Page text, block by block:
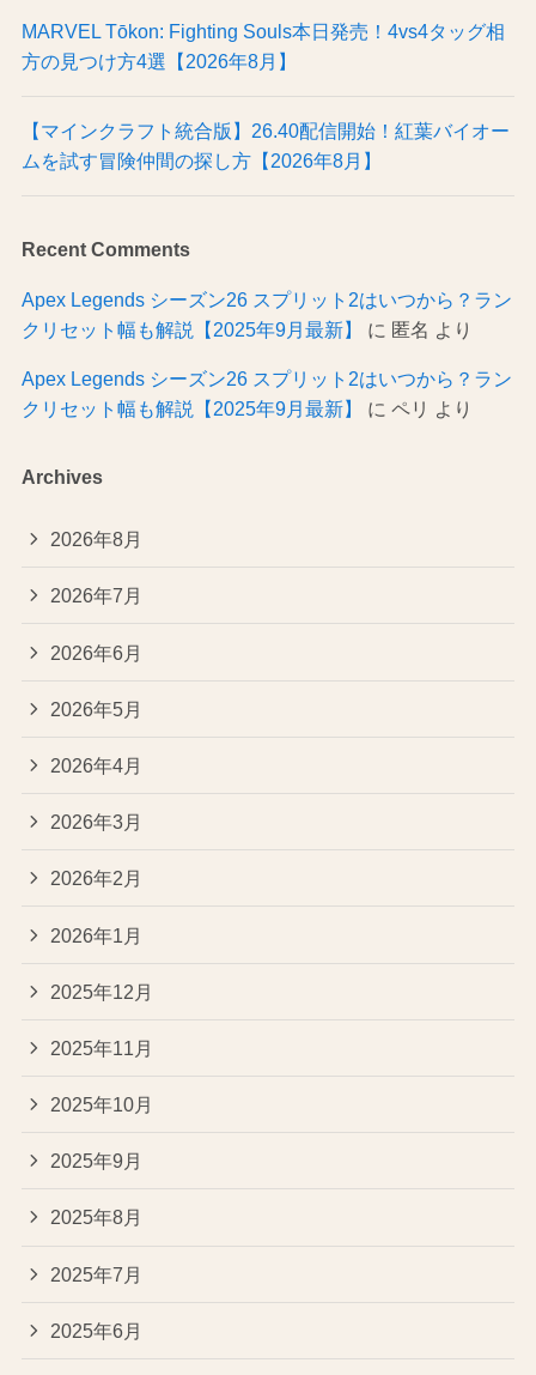
MARVEL Tōkon: Fighting Souls本日発売！4vs4タッグ相
方の見つけ方4選【2026年8月】
【マインクラフト統合版】26.40配信開始！紅葉バイオー
ムを試す冒険仲間の探し方【2026年8月】
Recent Comments
Apex Legends シーズン26 スプリット2はいつから？ラン
クリセット幅も解説【2025年9月最新】
に 匿名 より
Apex Legends シーズン26 スプリット2はいつから？ラン
クリセット幅も解説【2025年9月最新】
に ペリ より
Archives
2026年8月
2026年7月
2026年6月
2026年5月
2026年4月
2026年3月
2026年2月
2026年1月
2025年12月
2025年11月
2025年10月
2025年9月
2025年8月
2025年7月
2025年6月